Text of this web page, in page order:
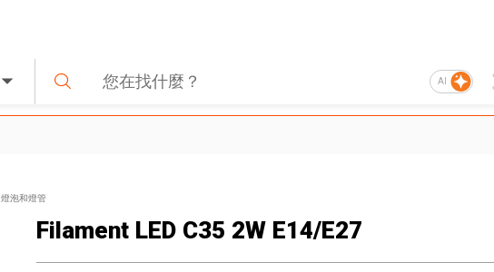
AI
燈泡和燈管
Filament LED C35 2W E14/E27